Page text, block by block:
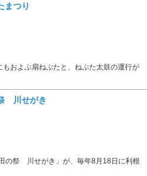
まつり
もおよぶ扇ねぷたと、ねぷた太鼓の運行が
川せがき
の祭 川せがき」が、毎年8月18日に利根